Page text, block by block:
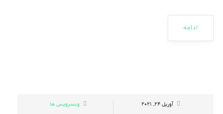
ادامه
آوریل 24, 2021 وبسرویس ها